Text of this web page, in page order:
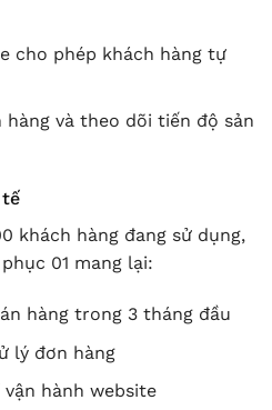
cho phép khách hàng tự
và theo dõi tiến độ sản
khách hàng đang sử dụng,
01 mang lại:
hàng trong 3 tháng đầu
lý đơn hàng
hành website